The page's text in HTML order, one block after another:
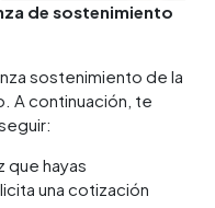
de sostenimiento
sostenimiento de la
A continuación, te
que hayas
una cotización